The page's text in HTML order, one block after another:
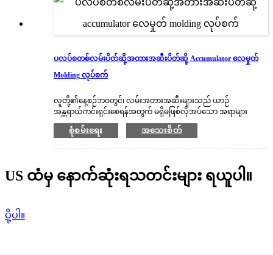
ပလပ်စတစ်လမ်းပိတ်ဆို့အတားအဆီးပိတ်ဆို့ Accumulator လေမှုတ်
Molding လုပ်စက်
လူတို့၏နေ့စဉ်ဘဝတွင်၊ လမ်းအတားအဆီးများသည် ယာဉ်
အန္တရာယ်ကင်းရှင်းစေရန်အတွက် မရှိမဖြစ်လိုအပ်သော အရာများ
ဖြစ်သည်။ကျွန်ုပ်တို့၏ ပလပ်စတစ်လမ်းအတားအဆီးမှုတ်ထုတ်စက်
သည် သင့်ထုတ်လုပ်မှုလိုင်းထဲသို့ တက်ကြွမှုအသစ်ကို ထိုးသွင်းပေး
ပိုမိုထိရောက်လာသည်။လုပ်သားကုန်ကျစရိတ်ကို သက်သာစေပြီး
ထုတ်လုပ်မှုစွမ်းဆောင်ရည်ကို မြှင့်တင်ပေးပြီး ထုတ်ကုန်အရည်အသွေး
အထူးကောင်းမွန်ကြောင်း သေချာပါစေ။ကျွန်ုပ်တို့၏ ပလပ်စတစ်လမ်း
စုံစမ်းရေး အသေးစိတ်
US ထံမှ နောက်ဆုံးရသတင်းများ ရယူပါ။
ပို့ပါ။